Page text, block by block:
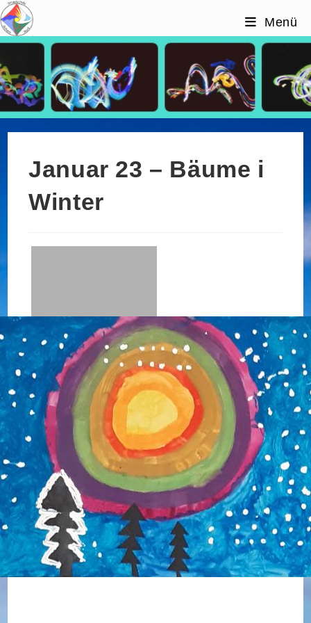
Zum
Inhalt
springen
Menü
Januar 23 – Bäume i
Winter
Januar 23 – Bäume i
Winter